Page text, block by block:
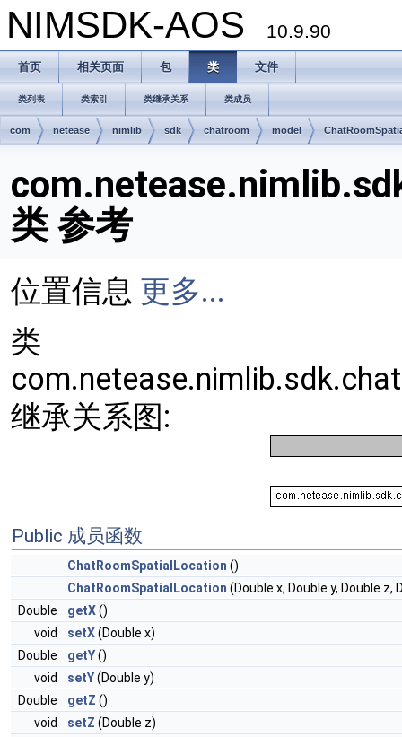
NIMSDK-AOS 10.9.90
首页 相关页面 包 类 文件
类列表 类索引 类继承关系 类成员
com netease nimlib sdk chatroom model
类 参考
位置信息 更多...
类
继承关系图:
Public 成员函数
ChatRoomSpatialLocation ()
ChatRoomSpatialLocation (Double x, Double y, Double z,
Double
getX()
void
setX(Double x)
Double
getY()
void
setY(Double y)
Double
getZ ()
void
setZ (Double z)